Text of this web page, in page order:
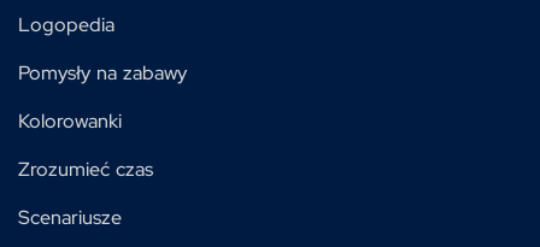
Logopedia
Pomysły na zabawy
Kolorowanki
Zrozumieć czas
Scenariusze